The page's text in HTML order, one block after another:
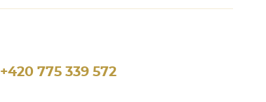
+420 775 339 572